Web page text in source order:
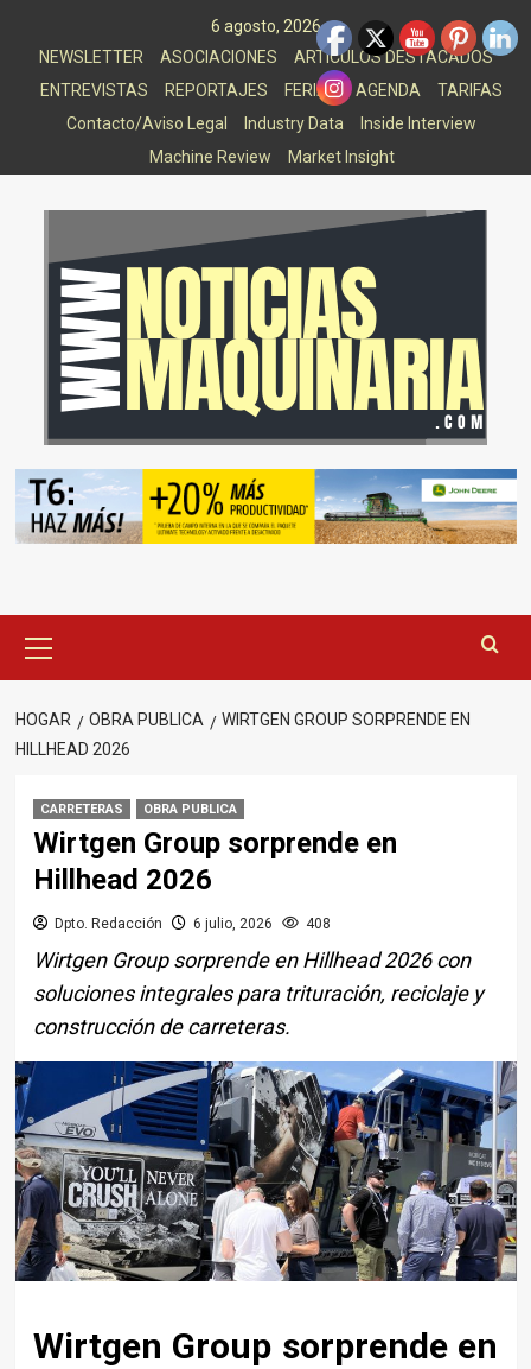
6 agosto, 2026
NEWSLETTER
ASOCIACIONES
ARTICULOS DESTACADOS
ENTREVISTAS
REPORTAJES FERIAS AGENDA
TARIFAS
Contacto/Aviso Legal
Industry Data
Inside Interview
Machine Review
Market Insight
principal
HOGAR OBRA PUBLICA
WIRTGEN GROUP SORPRENDE EN
HILLHEAD 2026
CARRETERAS OBRA PUBLICA
Wirtgen Group sorprende en
Hillhead 2026
Dpto. Redacción 6 julio, 2026 408
Wirtgen Group sorprende en Hillhead 2026 con
soluciones integrales para trituración, reciclaje y
construcción de carreteras.
Wirtgen Group sorprende en